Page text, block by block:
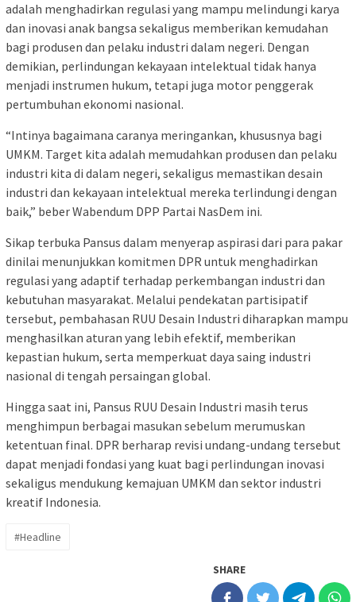
adalah menghadirkan regulasi yang mampu melindungi karya
dan inovasi anak bangsa sekaligus memberikan kemudahan
bagi produsen dan pelaku industri dalam negeri. Dengan
demikian, perlindungan kekayaan intelektual tidak hanya
menjadi instrumen hukum, tetapi juga motor penggerak
pertumbuhan ekonomi nasional.
“Intinya bagaimana caranya meringankan, khususnya bagi
UMKM. Target kita adalah memudahkan produsen dan pelaku
industri kita di dalam negeri, sekaligus memastikan desain
industri dan kekayaan intelektual mereka terlindungi dengan
baik,” beber Wabendum DPP Partai NasDem ini.
Sikap terbuka Pansus dalam menyerap aspirasi dari para pakar
dinilai menunjukkan komitmen DPR untuk menghadirkan
regulasi yang adaptif terhadap perkembangan industri dan
kebutuhan masyarakat. Melalui pendekatan partisipatif
tersebut, pembahasan RUU Desain Industri diharapkan mampu
menghasilkan aturan yang lebih efektif, memberikan
kepastian hukum, serta memperkuat daya saing industri
nasional di tengah persaingan global.
Hingga saat ini, Pansus RUU Desain Industri masih terus
menghimpun berbagai masukan sebelum merumuskan
ketentuan final. DPR berharap revisi undang-undang tersebut
dapat menjadi fondasi yang kuat bagi perlindungan inovasi
sekaligus mendukung kemajuan UMKM dan sektor industri
kreatif Indonesia.
#Headline
SHARE